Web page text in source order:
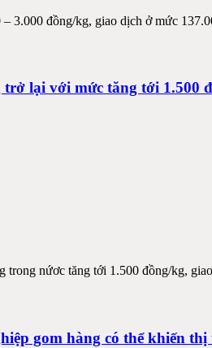
3.000 đồng/kg, giao dịch ở mức
lại với mức tăng tới 1.500
nứơc tăng tới 1.500 đồng/kg,
gom hàng có thể khiến